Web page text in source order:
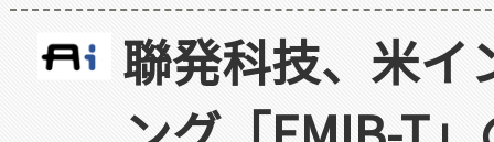
聯発科技、米イ